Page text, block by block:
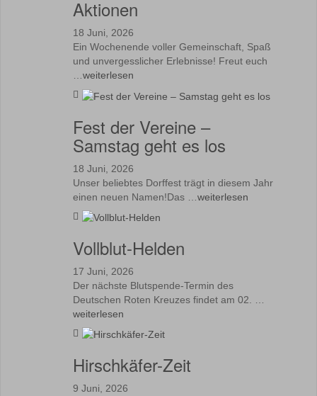
Aktionen
18 Juni, 2026
Ein Wochenende voller Gemeinschaft, Spaß
und unvergesslicher Erlebnisse! Freut euch
…weiterlesen
Fest der Vereine –
Samstag geht es los
18 Juni, 2026
Unser beliebtes Dorffest trägt in diesem Jahr
einen neuen Namen!Das … weiterlesen
Vollblut-Helden
17 Juni, 2026
Der nächste Blutspende-Termin des
Deutschen Roten Kreuzes findet am 02. …
weiterlesen
Hirschkäfer-Zeit
9 Juni, 2026